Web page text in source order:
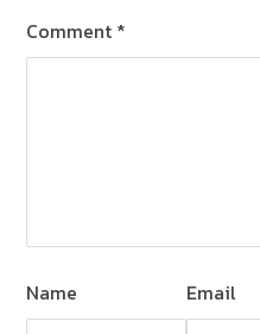
Comment *
Name Email